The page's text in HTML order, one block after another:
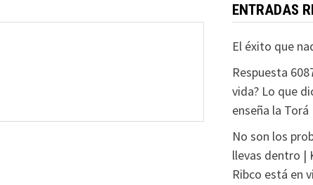
ENTRADAS
El éxito que
Respuesta
vida? Lo que
enseña la Torá
No son los
llevas dentro |
Ribco está en